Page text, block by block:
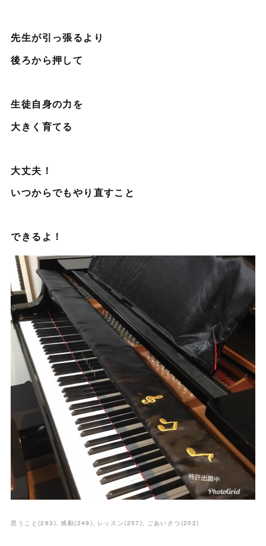
先生が引っ張るより
後ろから押して
生徒自身の力を
大きく育てる
大丈夫！
いつからでもやり直すこと
できるよ！
思うこと (263 ) 感動(249 ) レッスン(257 ) ごあいさつ (202)